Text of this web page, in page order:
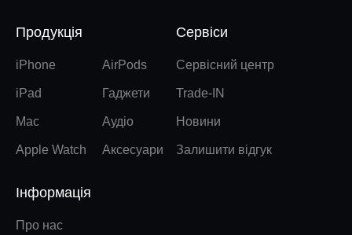
Продукція
iPhone
iPad
Mac
Apple Watch
AirPods
Гаджети
Аудіо
Аксесуари
Сервіси
Сервісний центр
Trade-IN
Новини
Залишити відгук
Інформація
Про нас